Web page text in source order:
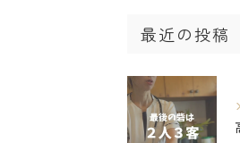
最近の投稿